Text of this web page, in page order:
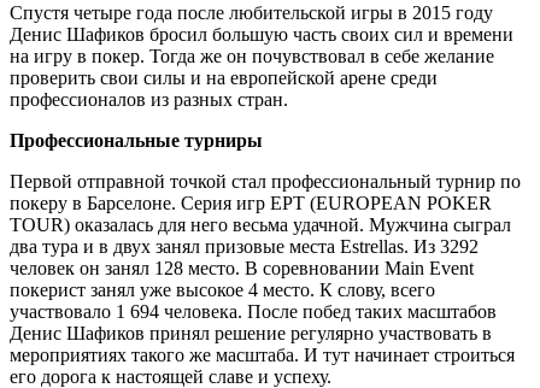
Спустя четыре года после любительской игры в 2015 году
Денис Шафиков бросил большую часть своих сил и времени
на игру в покер. Тогда же он почувствовал в себе желание
проверить свои силы и на европейской арене среди
профессионалов из разных стран.
Профессиональные турниры
Первой отправной точкой стал профессиональный турнир по
покеру в Барселоне. Серия игр EPT (EUROPEAN POKER
TOUR) оказалась для него весьма удачной. Мужчина сыграл
два тура и в двух занял призовые места Estrellas. Из 3292
человек он занял 128 место. В соревновании Main Event
покерист занял уже высокое 4 место. К слову, всего
участвовало 1 694 человека. После побед таких масштабов
Денис Шафиков принял решение регулярно участвовать в
мероприятиях такого же масштаба. И тут начинает строиться
его дорога к настоящей славе и успеху.